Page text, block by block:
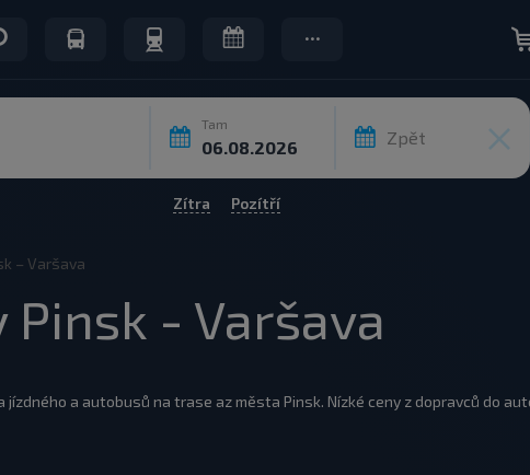
Tam
Zpět
Zítra Pozítří
– Varšava
- Varšava
jízdného a autobusů na trase az města Pinsk. Nízké ceny z dopravců do